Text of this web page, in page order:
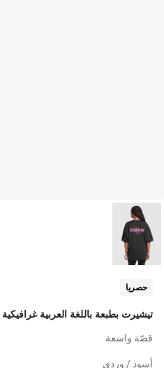
حصريا
تيشيرت بطبعة باللغة العربية
قصّة واسعة
أسود / وردي